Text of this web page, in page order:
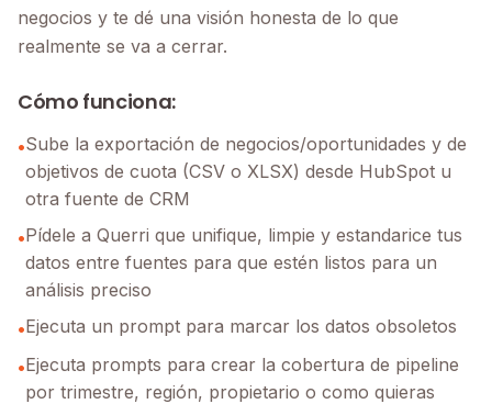
negocios y te dé una visión honesta de lo que
realmente se va a cerrar.
Cómo funciona:
•Sube la exportación de negocios/oportunidades y de
objetivos de cuota (CSV o XLSX) desde HubSpot u
otra fuente de CRM
•Pídele a Querri que unifique, limpie y estandarice tus
datos entre fuentes para que estén listos para un
análisis preciso
•Ejecuta un prompt para marcar los datos obsoletos
•Ejecuta prompts para crear la cobertura de pipeline
por trimestre, región, propietario o como quieras